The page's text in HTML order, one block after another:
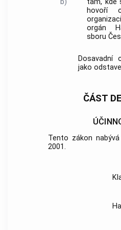
b)
tam, kde
hovoří
orgán
sboru
Dosavadní
jako
ČÁST
Tento zákon
2001.